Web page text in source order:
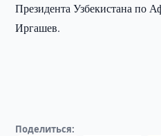
Президента Узбекистана по
Иргашев.
Поделиться: